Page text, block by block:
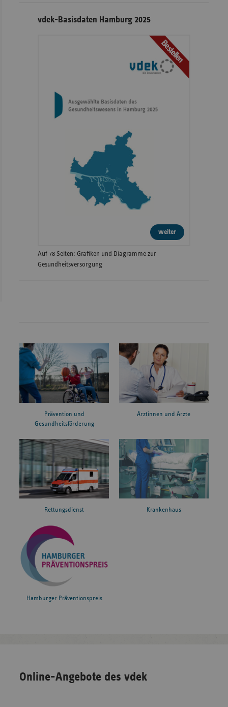
vdek-Basisdaten Hamburg 2025
Bestellen
weiter
Auf 78 Seiten: Grafiken und Diagramme zur
Gesundheitsversorgung
Prävention und
Gesundheitsförderung
Ärztinnen und Ärzte
Rettungsdienst Krankenhaus
Hamburger Präventionspreis
Online-Angebote des vdek